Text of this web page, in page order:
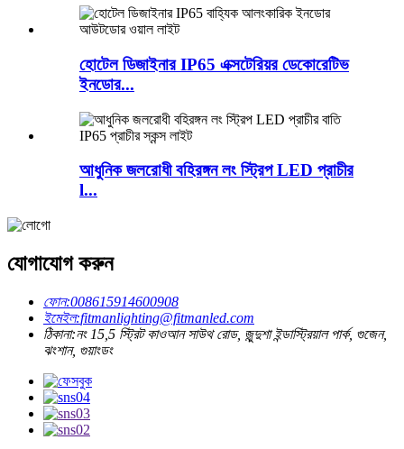
হোটেল ডিজাইনার IP65 এক্সটেরিয়র ডেকোরেটিভ
ইনডোর...
আধুনিক জলরোধী বহিরঙ্গন লং স্ট্রিপ LED প্রাচীর
l...
যোগাযোগ করুন
ফোন:008615914600908
ইমেইল:fitmanlighting@fitmanled.com
ঠিকানা:নং 15,5 স্ট্রিট কাওআন সাউথ রোড, জুন্দুশা ইন্ডাস্ট্রিয়াল পার্ক, গুজেন,
ঝংশান, গুয়াংডং